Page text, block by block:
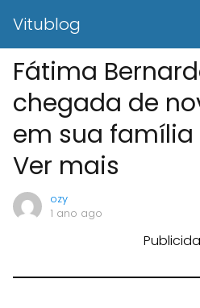
Vitublog
Fátima
chegada de
em sua família
Ver mais
ozy
1 ano ago